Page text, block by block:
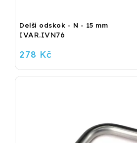
Delší odskok - N - 15 mm
IVAR.IVN76
278 Kč